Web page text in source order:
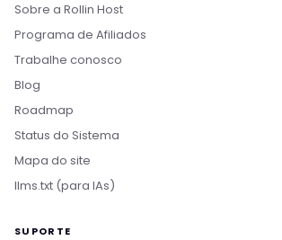
Sobre a Rollin Host
Programa de Afiliados
Trabalhe conosco
Blog
Roadmap
Status do Sistema
Mapa do site
llms.txt (para IAs)
SUPORTE